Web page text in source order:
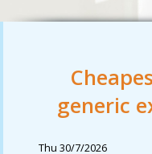
generic
Thu 30/7/2026